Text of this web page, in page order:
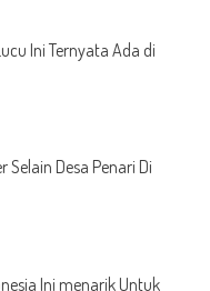
Ini Ternyata Ada di
Selain Desa Penari Di
Ini menarik Untuk